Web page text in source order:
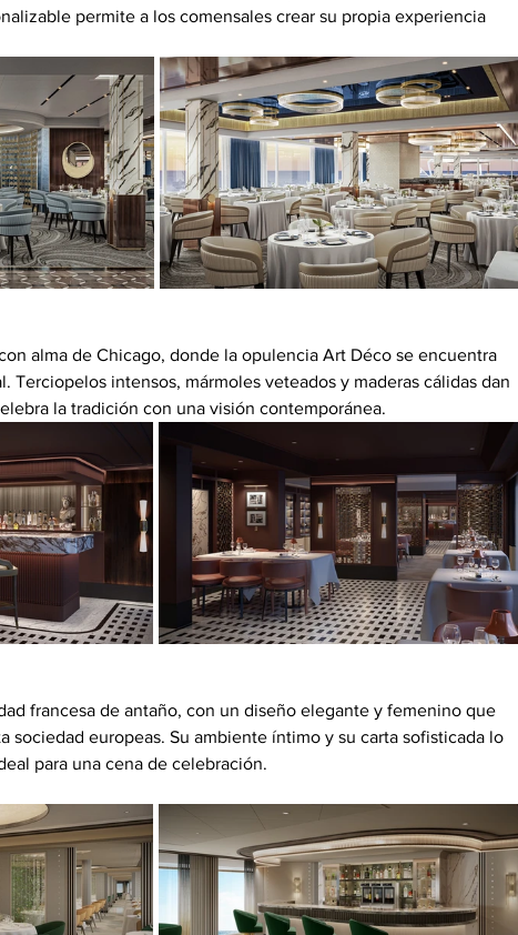
permite a los comensales crear su propia experiencia
alma de Chicago, donde la opulencia Art Déco se encuentra
Terciopelos intensos, mármoles veteados y maderas cálidas dan
la tradición con una visión contemporánea.
francesa de antaño, con un diseño elegante y femenino que
sociedad europeas. Su ambiente íntimo y su carta sofisticada lo
para una cena de celebración.